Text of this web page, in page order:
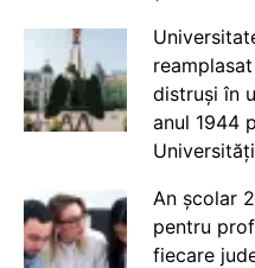
distruși în
anul 1944
An școlar
pentru
fiecare